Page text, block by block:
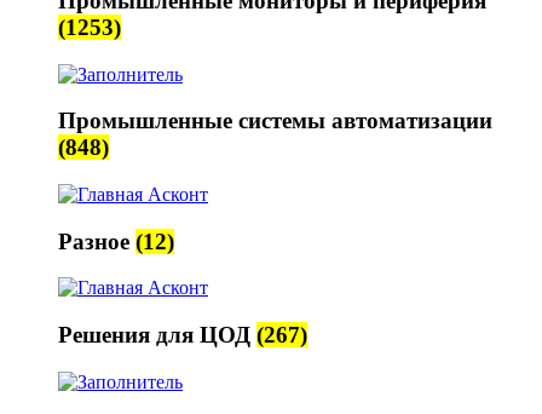
(1253)
Промышленные системы автоматизации
(848)
Разное (12)
Решения для ЦОД (267)